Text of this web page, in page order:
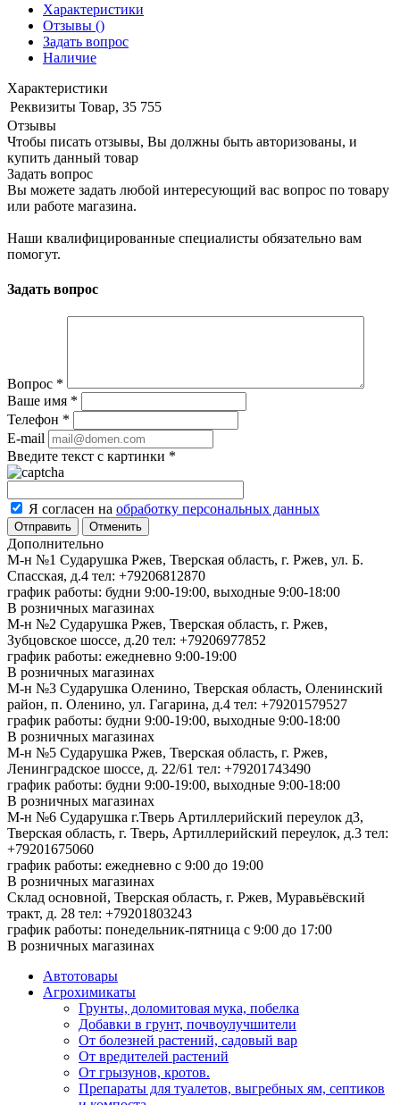
Характеристики
Отзывы ()
Задать вопрос
Наличие
Характеристики
Реквизиты Товар, 35 755
Отзывы
Чтобы писать отзывы, Вы должны быть авторизованы, и
купить данный товар
Задать вопрос
Вы можете задать любой интересующий вас вопрос по товару
или работе магазина.
Наши квалифицированные специалисты обязательно вам
помогут.
Задать вопрос
Вопрос *
Ваше имя *
Телефон *
E-mail
Введите текст с картинки *
Я согласен на обработку персональных данных
Отменить
Дополнительно
М-н №1 Сударушка Ржев, Тверская область, г. Ржев, ул. Б.
Спасская, д.4 тел: +79206812870
график работы: будни 9:00-19:00, выходные 9:00-18:00
В розничных магазинах
М-н №2 Cударушка Ржев, Тверская область, г. Ржев,
Зубцовское шоссе, д.20 тел: +79206977852
график работы: ежедневно 9:00-19:00
В розничных магазинах
М-н №3 Сударушка Оленино, Тверская область, Оленинский
район, п. Оленино, ул. Гагарина, д.4 тел: +79201579527
график работы: будни 9:00-19:00, выходные 9:00-18:00
В розничных магазинах
М-н №5 Сударушка Ржев, Тверская область, г. Ржев,
Ленинградское шоссе, д. 22/61 тел: +79201743490
график работы: будни 9:00-19:00, выходные 9:00-18:00
В розничных магазинах
М-н №6 Сударушка г.Тверь Артиллерийский переулок д3,
Тверская область, г. Тверь, Артиллерийский переулок, д.3 тел:
+79201675060
график работы: ежедневно с 9:00 до 19:00
В розничных магазинах
Склад основной, Тверская область, г. Ржев, Муравьёвский
тракт, д. 28 тел: +79201803243
график работы: понедельник-пятница с 9:00 до 17:00
В розничных магазинах
Автотовары
Агрохимикаты
Грунты, доломитовая мука, побелка
Добавки в грунт, почвоулучшители
От болезней растений, садовый вар
От вредителей растений
От грызунов, кротов.
Препараты для туалетов, выгребных ям, септиков